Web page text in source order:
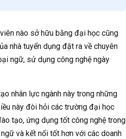
nào sở hữu bằng đại học cũng
nhà tuyển dụng đặt ra về chuyên
ngữ, sử dụng công nghệ ngày
nhân lực ngành này trong những
này đòi hỏi các trường đại học
tạo, ứng dụng tốt công nghệ trong
và kết nối tốt hơn với các doanh